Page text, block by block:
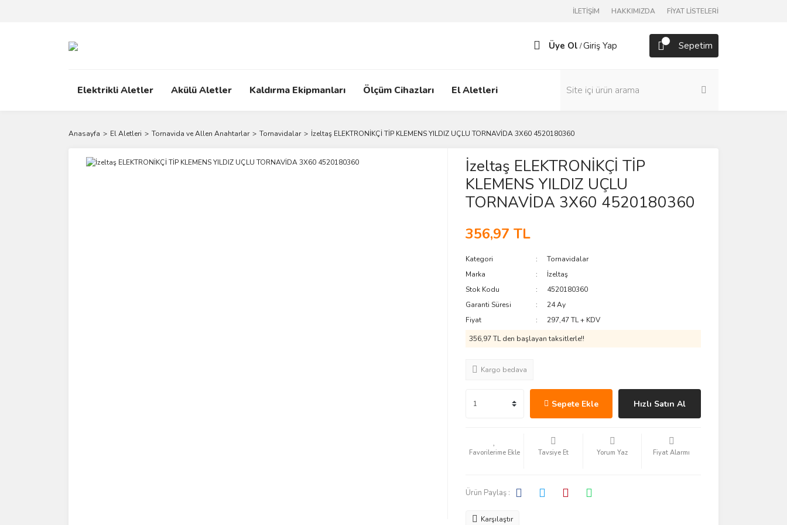
İLETİŞİM HAKKIMIZDA FİYAT LİSTELERİ
Üye Ol /Giriş Yap Sepetim
Elektrikli Aletler Akülü Aletler Kaldırma Ekipmanları Ölçüm Cihazları El Aletleri
Anasayfa El Aletleri Tornavida ve Allen Anahtarlar Tornavidalar İzeltaş ELEKTRONİKÇİ TİP KLEMENS YILDIZ UÇLU TORNAVİDA 3X60 4520180360
İzeltaş ELEKTRONİKÇİ TİP
KLEMENS YILDIZ UÇLU
TORNAVİDA 3X60 4520180360
356,97 TL
Kategori
Tornavidalar
Marka
İzeltaş
Stok Kodu
4520180360
Garanti Süresi
24 Ay
Fiyat
297,47 TL + KDV
356,97 TL den başlayan taksitlerle!!
Kargo bedava
Sepete Ekle Hızlı Satın Al
Tavsiye Et Yorum Yaz Fiyat Alarmı
Ürün Paylaş :
Karşılaştır